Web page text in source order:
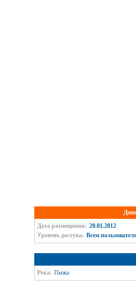
Дата размещения: 20.01.2012
Уровень доступа: Всем
Река: Пыжа